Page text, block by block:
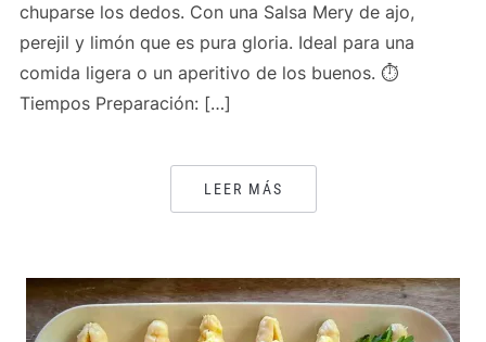
chuparse los dedos. Con una Salsa Mery de ajo,
perejil y limón que es pura gloria. Ideal para una
comida ligera o un aperitivo de los buenos. ⏱️
Tiempos Preparación: […]
LEER MÁS